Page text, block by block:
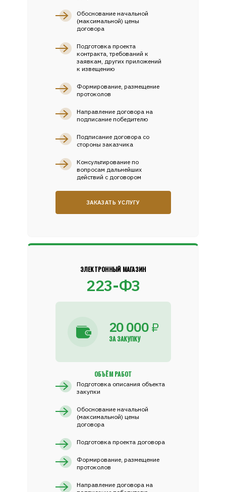
Обоснование начальной
(максимальной) цены
договора
Подготовка проекта
контракта, требований к
заявкам, других приложений
к извещению
Формирование, размещение
протоколов
Направление договора на
подписание победителю
Подписание договора со
стороны заказчика
Консультирование по
вопросам дальнейших
действий с договором
ЗАКАЗАТЬ УСЛУГУ
ЭЛЕКТРОННЫЙ МАГАЗИН
223-ФЗ
20 000₽
ЗА ЗАКУПКУ
ОБЪЁМ РАБОТ
Подготовка описания объекта
закупки
Обоснование начальной
(максимальной) цены
договора
Подготовка проекта договора
Формирование, размещение
протоколов
Направление договора на